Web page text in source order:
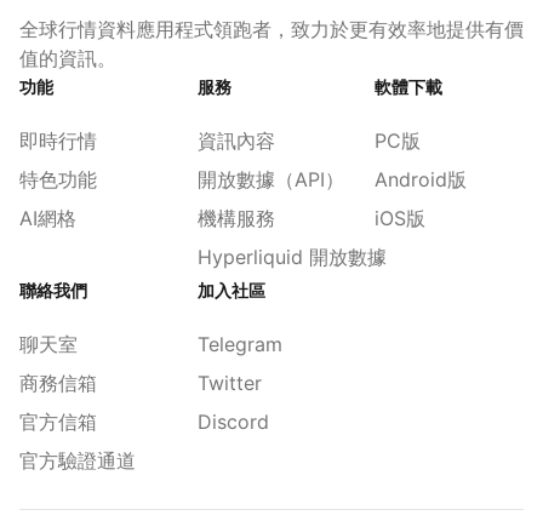
全球行情資料應用程式領跑者，致力於更有效率地提供有價
值的資訊。
功能
即時行情
特色功能
AI網格
服務
資訊內容
開放數據（API）
機構服務
Hyperliquid 開放數據
軟體下載
PC版
Android版
iOS版
聯絡我們
聊天室
商務信箱
官方信箱
官方驗證通道
加入社區
Telegram
Twitter
Discord